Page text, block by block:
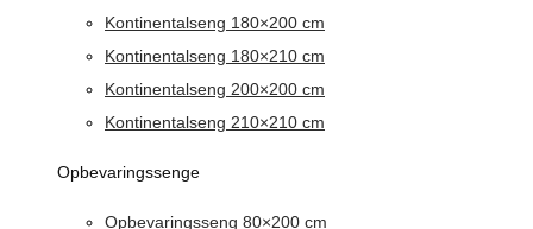
Kontinentalseng 180×200 cm
Kontinentalseng 180×210 cm
Kontinentalseng 200×200 cm
Kontinentalseng 210×210 cm
Opbevaringssenge
Opbevaringsseng 80×200 cm